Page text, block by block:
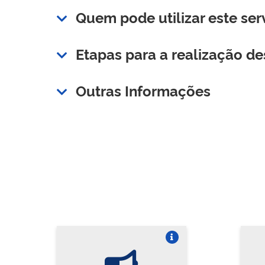
Quem pode utilizar este
Etapas para a realização
Outras Informações